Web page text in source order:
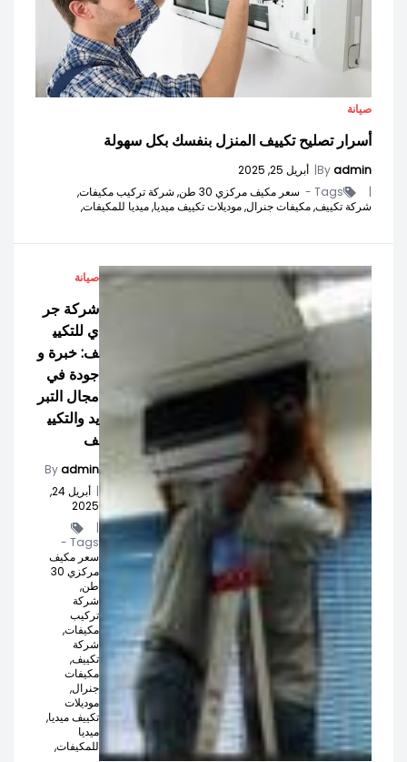
صيانة
أسرار تصليح تكييف المنزل بنفسك بكل سهولة
Byadmin
| أبريل 25, 2025
|
Tags - سعر مكيف مركزي 30 طن,
شركة تركيب مكيفات,
شركة تكييف,مكيفات جنرال,موديلات تكييف ميديا,ميديا للمكيفات,
صيانة
شركة جر
ي للتكيي
ف: خبرة و
جودة في
مجال التبر
يد والتكيي
ف
Byadmin
|
أبريل 24,
2025
|
Tags -
سعر مكيف
مركزي 30
طن,
شركة
تركيب
مكيفات,
شركة
تكييف,
مكيفات
جنرال,
موديلات
تكييف ميديا,
ميديا
للمكيفات,